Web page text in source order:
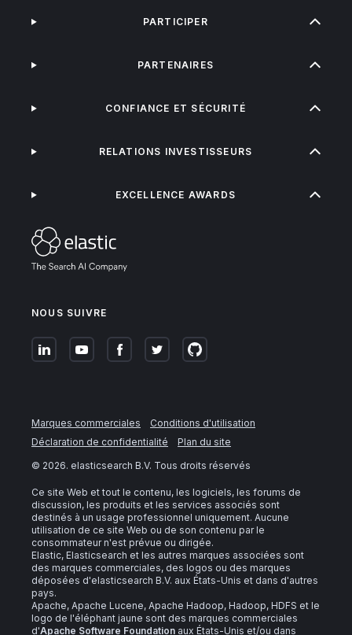
NOUS SUIVRE
PARTICIPER
PARTENAIRES
CONFIANCE ET SÉCURITÉ
RELATIONS INVESTISSEURS
EXCELLENCE AWARDS
Marques commerciales
Conditions d'utilisation
Déclaration de confidentialité
Plan du site
© 2026. elasticsearch B.V. Tous droits réservés
Ce site Web et tout le contenu, les logiciels, les forums de
discussion, les produits et les services associés sont
destinés à un usage professionnel uniquement. Aucune
utilisation de ce site Web ou de son contenu par le
consommateur n'est prévue ou dirigée.
Elastic, Elasticsearch et les autres marques associées sont
des marques commerciales, des logos ou des marques
déposées d'elasticsearch B.V. aux États-Unis et dans d'autres
pays.
Apache, Apache Lucene, Apache Hadoop, Hadoop, HDFS et le
logo de l'éléphant jaune sont des marques commerciales
d'Apache Software Foundation aux États-Unis et/ou dans